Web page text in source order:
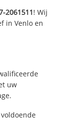
2061511! Wij
in Venlo en
uw